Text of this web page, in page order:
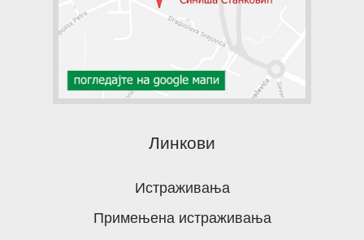
Линкови
Истраживања
Примењена истраживања